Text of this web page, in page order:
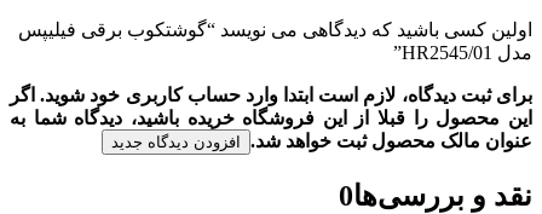
اولین کسی باشید که دیدگاهی می نویسد “گوشتکوب برقی فیلیپس
مدل HR2545/01”
برای ثبت دیدگاه، لازم است ابتدا وارد حساب کاربری خود شوید. اگر
این محصول را قبلا از این فروشگاه خریده باشید، دیدگاه شما به
عنوان مالک محصول ثبت خواهد شد.
افزودن دیدگاه جدید
نقد و بررسی‌ها0